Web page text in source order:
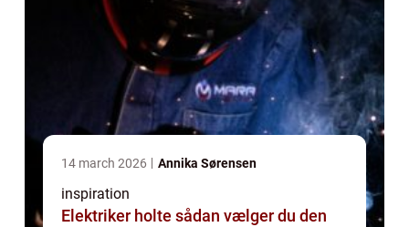
14 march 2026 Annika Sørensen
inspiration
Elektriker holte sådan vælger du den